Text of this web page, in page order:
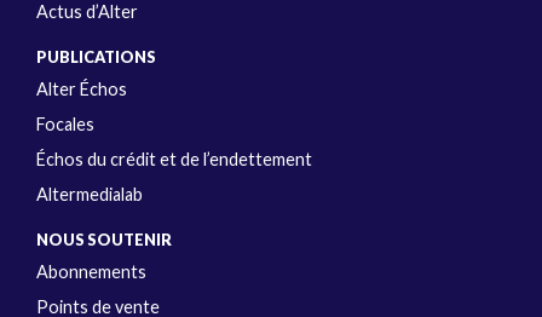
Actus d’Alter
PUBLICATIONS
Alter Échos
Focales
Échos du crédit et de l’endettement
Altermedialab
NOUS SOUTENIR
Abonnements
Points de vente